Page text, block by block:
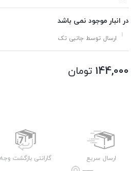
در انبار موجود نمی باشد
ارسال توسط جانبی تک
144,000 تومان
ارسال سریع گارانتی بازگشت وجه